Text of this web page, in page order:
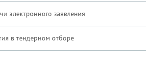
электронного заявления
в тендерном отборе